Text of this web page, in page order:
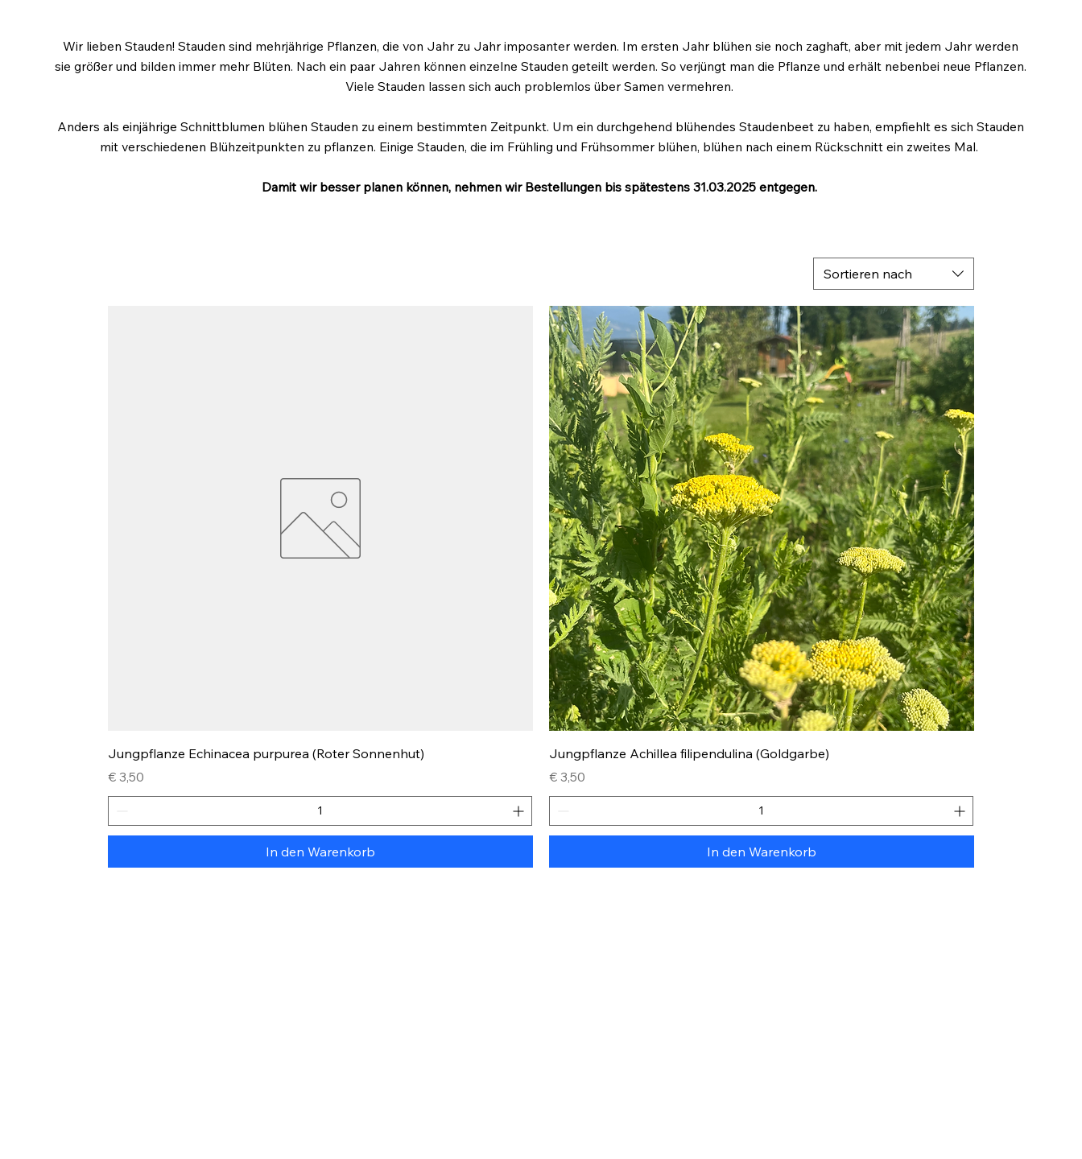
Wir lieben Stauden! Stauden sind mehrjährige Pflanzen, die von Jahr zu Jahr imposanter werden. Im ersten Jahr blühen sie noch zaghaft, aber mit jedem Jahr werden
sie größer und bilden immer mehr Blüten. Nach ein paar Jahren können einzelne Stauden geteilt werden. So verjüngt man die Pflanze und erhält nebenbei neue Pflanzen.
Viele Stauden lassen sich auch problemlos über Samen vermehren.
Anders als einjährige Schnittblumen blühen Stauden zu einem bestimmten Zeitpunkt. Um ein durchgehend blühendes Staudenbeet zu haben, empfiehlt es sich Stauden
mit verschiedenen Blühzeitpunkten zu pflanzen. Einige Stauden, die im Frühling und Frühsommer blühen, blühen nach einem Rückschnitt ein zweites Mal.
Damit wir besser planen können, nehmen wir Bestellungen bis spätestens 31.03.2025 entgegen.
Sortieren nach
Schnellansicht
Jungpflanze Echinacea purpurea (Roter Sonnenhut)
Preis
€ 3,50
In den Warenkorb
Schnellansicht
Jungpflanze Achillea filipendulina (Goldgarbe)
Preis
€ 3,50
In den Warenkorb